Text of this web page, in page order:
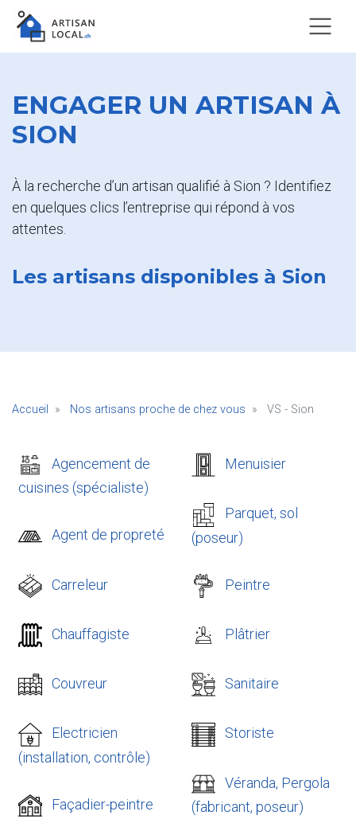
ENGAGER UN ARTISAN À
SION
À la recherche d’un artisan qualifié à Sion ? Identifiez
en quelques clics l’entreprise qui répond à vos
attentes.
Les artisans disponibles à Sion
Accueil Nos artisans proche de chez vous VS - Sion
cuisines (spécialiste)
Agent de propreté
Carreleur
Chauffagiste
Couvreur
(installation, contrôle)
Façadier-peintre
Menuisier
(poseur)
Peintre
Plâtrier
Sanitaire
Storiste
(fabricant, poseur)